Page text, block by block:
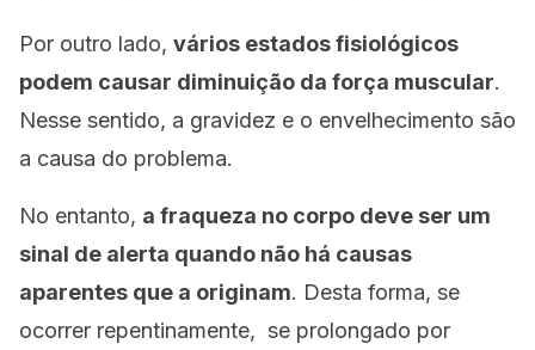
Por outro lado, vários estados fisiológicos
podem causar diminuição da força muscular.
Nesse sentido, a gravidez e o envelhecimento são
a causa do problema.
No entanto, a fraqueza no corpo deve ser um
sinal de alerta quando não há causas
aparentes que a originam. Desta forma, se
ocorrer repentinamente, se prolongado por